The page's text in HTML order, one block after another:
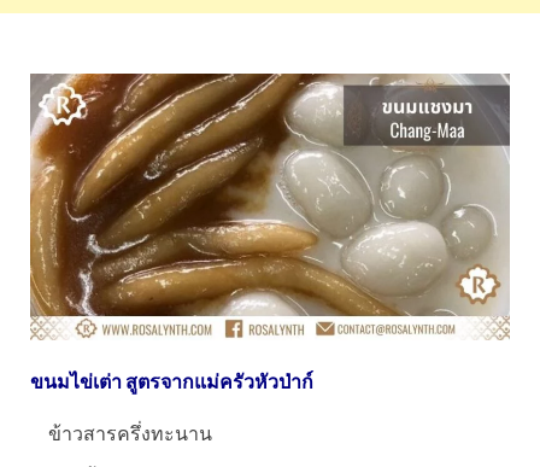
ขนมไข่เต่า สูตรจากแม่ครัวหัวป่าก์
ข้าวสารครึ่งทะนาน